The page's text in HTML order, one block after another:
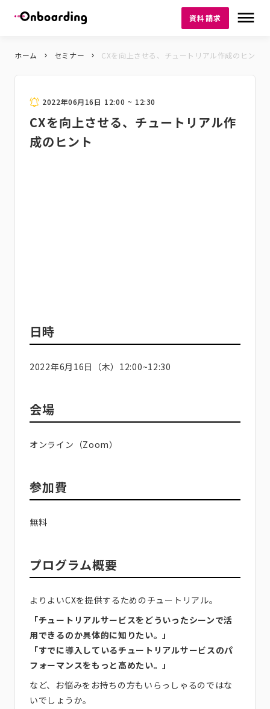
資料請求 dehaze
ホーム keyboard_arrow_right セミナー keyboard_arrow_right CXを向上させる、チュートリアル作成のヒント
2022年06月16日 12:00 ~ 12:30
CXを向上させる、チュートリアル作
成のヒント
日時
2022年6月16日（木）12:00~12:30
会場
オンライン（Zoom）
参加費
無料
プログラム概要
よりよいCXを提供するためのチュートリアル。
「チュートリアルサービスをどういったシーンで活
用できるのか具体的に知りたい。」
「すでに導入しているチュートリアルサービスのパ
フォーマンスをもっと高めたい。」
など、お悩みをお持ちの方もいらっしゃるのではな
いでしょうか。